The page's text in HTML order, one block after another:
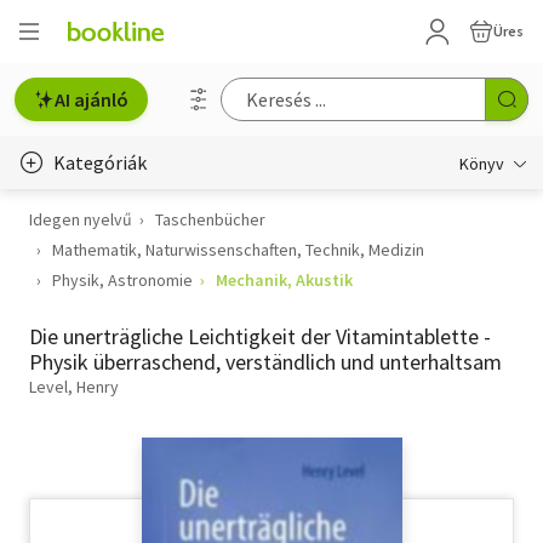
Üres
AI ajánló
Kategóriák Könyv
Életmód, egészség
Erotika
Gyermek- és ifjúsági
Hobbi, szabadidő
Idegen nyelvű
Taschenbücher
Mathematik, Naturwissenschaften, Technik, Medizin
Physik, Astronomie
Mechanik, Akustik
Die unerträgliche Leichtigkeit der Vitamintablette -
Physik überraschend, verständlich und unterhaltsam
Level, Henry